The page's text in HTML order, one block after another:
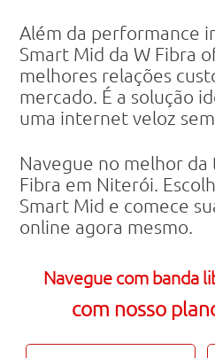
Além da performance
Smart Mid da W Fibra
melhores relações
mercado. É a solução
uma internet veloz
Navegue no melhor
Fibra em Niterói.
Smart Mid e comece
online agora mesmo.
Navegue com banda
com nosso